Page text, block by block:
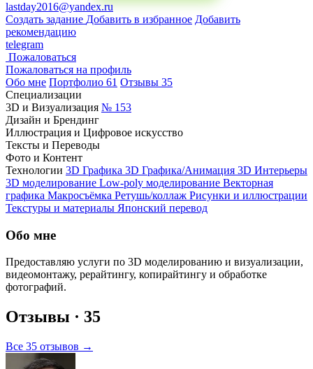
lastday2016@yandex.ru
Создать задание Добавить в избранное Добавить
рекомендацию
telegram
Пожаловаться
Пожаловаться на профиль
Обо мне Портфолио 61 Отзывы 35
Специализации
3D и Визуализация № 153
Дизайн и Брендинг
Иллюстрация и Цифровое искусство
Тексты и Переводы
Фото и Контент
Технологии 3D Графика 3D Графика/Анимация 3D Интерьеры
3D моделирование Low-poly моделирование Векторная
графика Макросъёмка Ретушь/коллаж Рисунки и иллюстрации
Текстуры и материалы Японский перевод
Обо мне
Предоставляю услуги по 3D моделированию и визуализации,
видеомонтажу, рерайтингу, копирайтингу и обработке
фотографий.
Отзывы · 35
Все 35 отзывов →